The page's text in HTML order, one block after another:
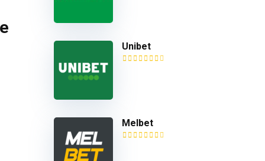
Unibet
Melbet